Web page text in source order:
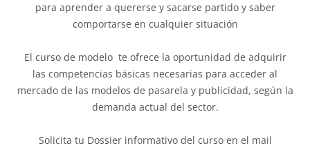
para aprender a quererse y sacarse partido y saber
comportarse en cualquier situación
El curso de modelo te ofrece la oportunidad de adquirir
las competencias básicas necesarias para acceder al
mercado de las modelos de pasarela y publicidad, según la
demanda actual del sector.
Solicita tu Dossier informativo del curso en el mail